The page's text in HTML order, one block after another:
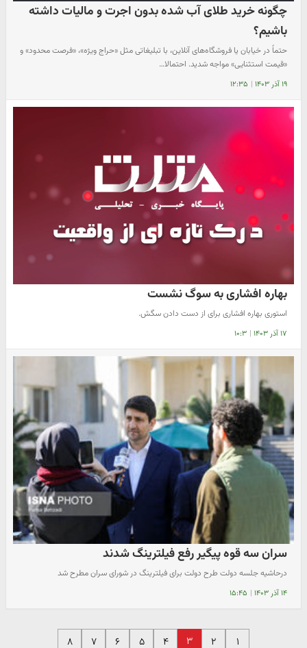
چگونه خرید طلای آب شده بدون اجرت و مالیات داشته
باشیم؟
حتماً در خیابان یا فروشگاه‌های آنلاین، با تبلیغاتی مثل «حراج ویژه»، «فرصت محدود» و
«قیمت استثنایی» مواجه شدید. احتمالا…
۱۹ آذر ۱۴۰۳ | ۱۲:۳۵
بهاره افشاری به سوگ نشست
استوری بهاره افشاری برای از دست دادن سگش.
۱۷ آذر ۱۴۰۳ | ۱۰:۳
سران سه قوه پیگیر رفع فیلترینگ شدند
درحاشیه جلسه دولت طرح دولت برای فیلترینگ در شورای سران مطرح شد
۱۴ آذر ۱۴۰۳ | ۱۵:۴۵
۱ ۲ ۳ ۴ ۵ ۶ ۷ ۸